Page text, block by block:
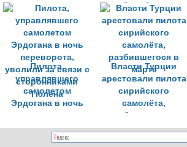
попытке
переворота
Стамбуле
Пилота,
управлявшего
самолетом
Эрдогана в ночь
уволили за связи с
сторонниками
Власти Турции
арестовали пилота
сирийского
самолёта,
разбившегося в
марте